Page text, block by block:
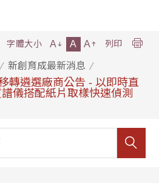
新創育成最新消息
轉遴選廠商公告 - 以即時直
儀搭配紙片取樣快速偵測
字體大小 A A A 列印